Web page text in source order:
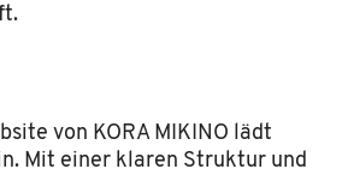
von KORA MIKINO lädt
Mit einer klaren Struktur und